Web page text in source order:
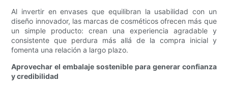
Al invertir en envases que equilibran la usabilidad con un
diseño innovador, las marcas de cosméticos ofrecen más que
un simple producto: crean una experiencia agradable y
consistente que perdura más allá de la compra inicial y
fomenta una relación a largo plazo.
Aprovechar el embalaje sostenible para generar confianza
y credibilidad